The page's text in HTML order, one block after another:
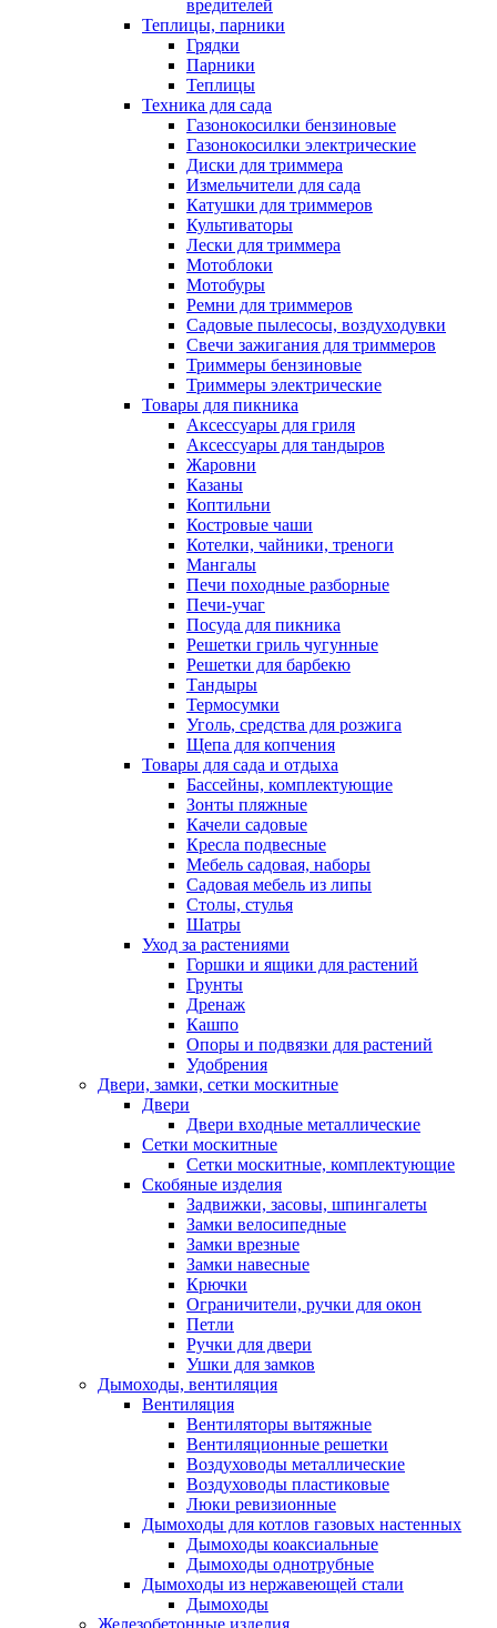
вредителей
Теплицы, парники
Грядки
Парники
Теплицы
Техника для сада
Газонокосилки бензиновые
Газонокосилки электрические
Диски для триммера
Измельчители для сада
Катушки для триммеров
Культиваторы
Лески для триммера
Мотоблоки
Мотобуры
Ремни для триммеров
Садовые пылесосы, воздуходувки
Свечи зажигания для триммеров
Триммеры бензиновые
Триммеры электрические
Товары для пикника
Аксессуары для гриля
Аксессуары для тандыров
Жаровни
Казаны
Коптильни
Костровые чаши
Котелки, чайники, треноги
Мангалы
Печи походные разборные
Печи-учаг
Посуда для пикника
Решетки гриль чугунные
Решетки для барбекю
Тандыры
Термосумки
Уголь, средства для розжига
Щепа для копчения
Товары для сада и отдыха
Бассейны, комплектующие
Зонты пляжные
Качели садовые
Кресла подвесные
Мебель садовая, наборы
Садовая мебель из липы
Столы, стулья
Шатры
Уход за растениями
Горшки и ящики для растений
Грунты
Дренаж
Кашпо
Опоры и подвязки для растений
Удобрения
Двери, замки, сетки москитные
Двери
Двери входные металлические
Сетки москитные
Сетки москитные, комплектующие
Скобяные изделия
Задвижки, засовы, шпингалеты
Замки велосипедные
Замки врезные
Замки навесные
Крючки
Ограничители, ручки для окон
Петли
Ручки для двери
Ушки для замков
Дымоходы, вентиляция
Вентиляция
Вентиляторы вытяжные
Вентиляционные решетки
Воздуховоды металлические
Воздуховоды пластиковые
Люки ревизионные
Дымоходы для котлов газовых настенных
Дымоходы коаксиальные
Дымоходы однотрубные
Дымоходы из нержавеющей стали
Дымоходы
Железобетонные изделия